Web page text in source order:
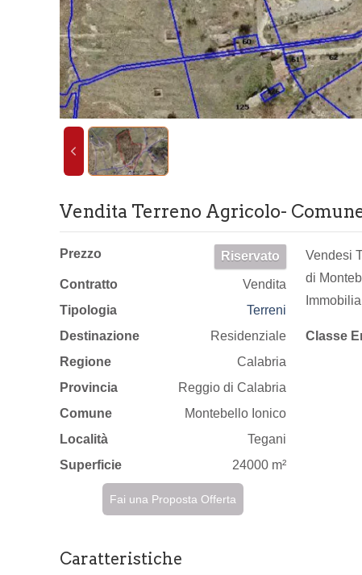
Vendita Terreno Agricolo-
Prezzo Riservato
Contratto
Vendita
Tipologia
Terreni
Destinazione
Residenziale
Regione
Calabria
Provincia
Reggio di Calabria
Comune
Montebello Ionico
Località
Tegani
Superficie
24000 m²
Fai una Proposta Offerta
Vendesi
di
Classe
Caratteristiche